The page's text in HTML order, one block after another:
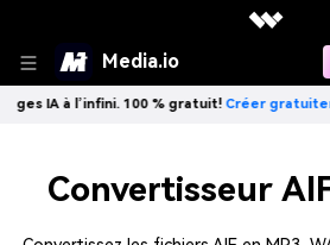
Media.io
IA à l’infini. 100 % gratuit!Créer
Convertisseur